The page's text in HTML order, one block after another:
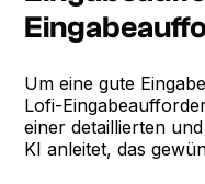
Um eine gute
Lofi-
einer detaillierten
KI anleitet, das